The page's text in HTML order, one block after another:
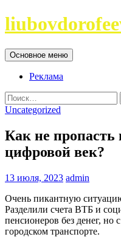
Перейти
к
Поиск
Основное меню
Реклама
Найти:
Uncategorized
Как не пропасть
цифровой век?
13 июля, 2023 admin
Очень пикантную
Разделили счета ВТБ и
пенсионеров без денег, но
городском транспорте.